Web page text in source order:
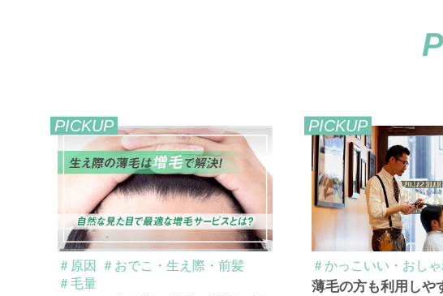
PICKUP
＃原因
＃おでこ・生え際・前髪
＃毛量
PICKUP
＃かっこいい・おし
薄毛の方も利用しや